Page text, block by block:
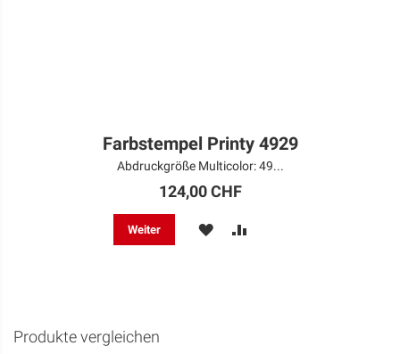
Farbstempel Printy 4929
Abdruckgröße Multicolor: 49...
124,00 CHF
Weiter MERKEN
Produkte vergleichen